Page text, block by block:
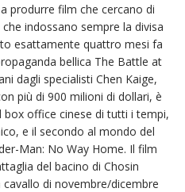
produrre film che cercano di
indossano sempre la divisa
esattamente quattro mesi fa
bellica The Battle at
dagli specialisti Chen Kaige,
più di 900 milioni di dollari, è
office cinese di tutti i tempi,
e il secondo al mondo del
Man: No Way Home. Il film
del bacino di Chosin
di novembre/dicembre